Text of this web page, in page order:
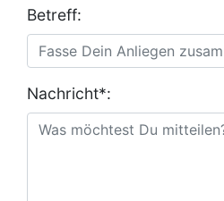
Betreff:
Nachricht*: